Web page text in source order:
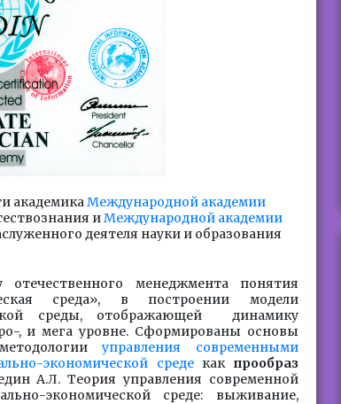
академикаМеждународной академии
иМеждународной академии
деятеля науки и образования
менеджмента понятия
среда», в построении модели
среды, отображающей динамику
, и мега уровне. Сформированы основы
управления современными
экономической средекакпрообраз
А.Л. Теория управления современной
экономической среде: выживание,